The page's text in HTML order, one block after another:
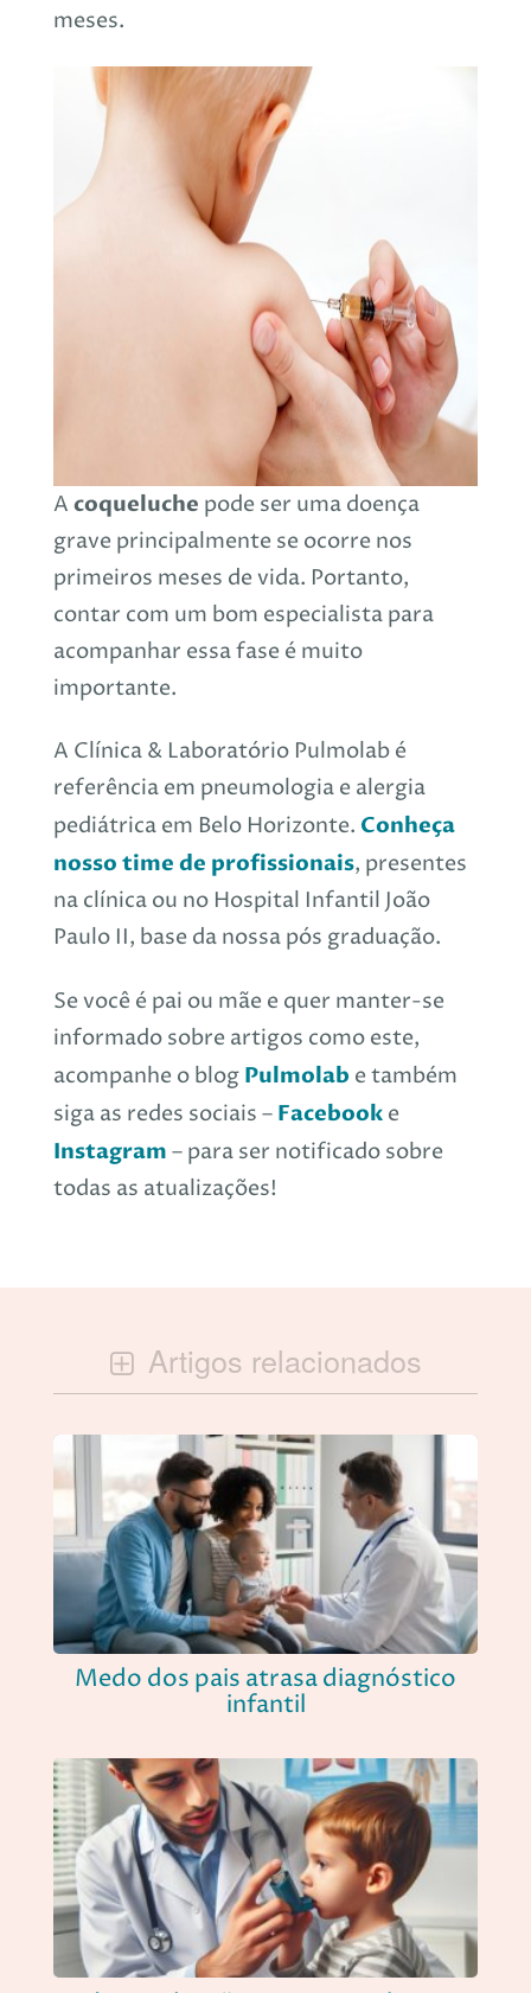
meses.
A coqueluche pode ser uma doença
grave principalmente se ocorre nos
primeiros meses de vida. Portanto,
contar com um bom especialista para
acompanhar essa fase é muito
importante.
A Clínica & Laboratório Pulmolab é
referência em pneumologia e alergia
pediátrica em Belo Horizonte. Conheça
nosso time de profissionais, presentes
na clínica ou no Hospital Infantil João
Paulo II, base da nossa pós graduação.
Se você é pai ou mãe e quer manter-se
informado sobre artigos como este,
acompanhe o blog Pulmolab e também
siga as redes sociais – Facebook e
Instagram – para ser notificado sobre
todas as atualizações!
Artigos relacionados
Medo dos pais atrasa diagnóstico
infantil